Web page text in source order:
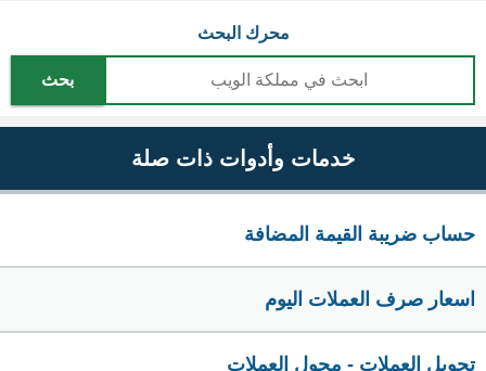
محرك البحث
بحث
خدمات وأدوات ذات صلة
حساب ضريبة القيمة المضافة
اسعار صرف العملات اليوم
تحويل العملات - محول العملات